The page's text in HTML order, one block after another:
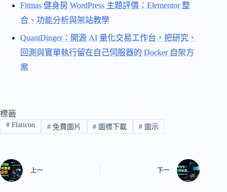
Fitmas 健身房 WordPress 主題評價：Elementor 整
合、功能分析與架站教學
QuantDinger：開源 AI 量化交易工作台，把研究、
回測與實單執行留在自己伺服器的 Docker 自架方
案
標籤
#Flaticon #免費圖片 # 圖標下載 # 圖示
上一 下一